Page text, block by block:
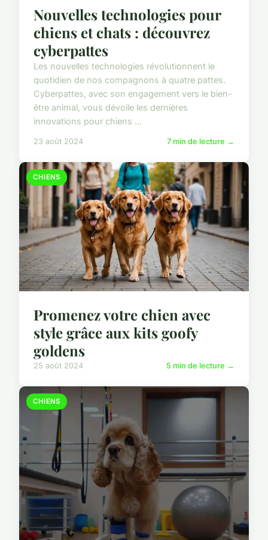
Nouvelles technologies pour
chiens et chats : découvrez
cyberpattes
Les nouvelles technologies révolutionnent le
quotidien de nos compagnons à quatre pattes.
Cyberpattes, avec son engagement vers le bien-
être animal, vous dévoile les dernières
innovations pour chiens ...
23 août 2024 7 min de lecture →
CHIENS
Promenez votre chien avec
style grâce aux kits goofy
goldens
25 août 2024 5 min de lecture →
CHIENS